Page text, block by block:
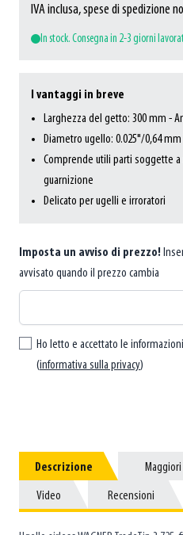
IVA inclusa, spese di spedizione
In stock. Consegna in 2-3 giorni
I vantaggi in breve
Larghezza del getto: 300 mm -
Diametro ugello: 0.025"/0,64
Comprende utili parti soggette
guarnizione
Delicato per ugelli e irroratori
Imposta un avviso di prezzo!
avvisato quando il prezzo cambia
Ho letto e accettato le
(informativa sulla privacy)
Descrizione
Descrizione
Video
Video Recensioni
Recensioni